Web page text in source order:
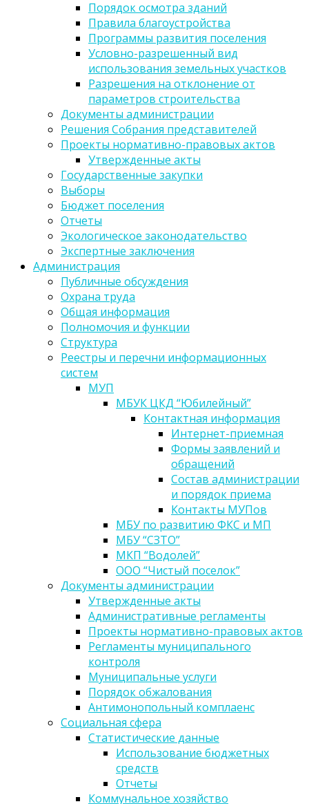
Порядок осмотра зданий
Правила благоустройства
Программы развития поселения
Условно-разрешенный вид
использования земельных участков
Разрешения на отклонение от
параметров строительства
Документы администрации
Решения Собрания представителей
Проекты нормативно-правовых актов
Утвержденные акты
Государственные закупки
Выборы
Бюджет поселения
Отчеты
Экологическое законодательство
Экспертные заключения
Администрация
Публичные обсуждения
Охрана труда
Общая информация
Полномочия и функции
Структура
Реестры и перечни информационных
систем
МУП
МБУК ЦКД “Юбилейный”
Контактная информация
Интернет-приемная
Формы заявлений и
обращений
Состав администрации
и порядок приема
Контакты МУПов
МБУ по развитию ФКС и МП
МБУ “СЗТО”
МКП “Водолей”
ООО “Чистый поселок”
Документы администрации
Утвержденные акты
Административные регламенты
Проекты нормативно-правовых актов
Регламенты муниципального
контроля
Муниципальные услуги
Порядок обжалования
Антимонопольный комплаенс
Социальная сфера
Статистические данные
Использование бюджетных
средств
Отчеты
Коммунальное хозяйство